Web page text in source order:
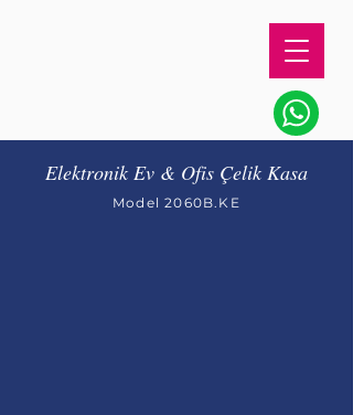
Elektronik Ev & Ofis Çelik Kasa
Model 2060B.KE